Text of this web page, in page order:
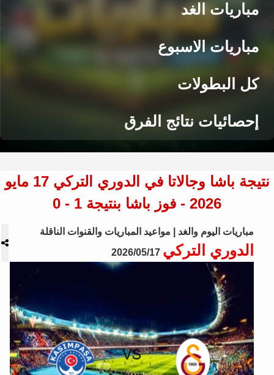
مباريات الغد
مباريات الاسبوع
كل البطولات
إحصائيات نتائج الفرق
نتيجة باشا وجالاتا في الدوري التركي 17 مايو
2026 - فوز باشا بنتيجة 1 - 0
مباريات اليوم والغد | مواعيد المباريات والقنوات الناقلة
الدوري التركي 2026/05/17